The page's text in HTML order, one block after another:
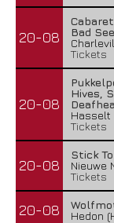
20-08
Bad
Tickets
20-08
Hives,
Hasselt
Tickets
20-08
Stick
Nieuwe
Tickets
20-08
Hedon